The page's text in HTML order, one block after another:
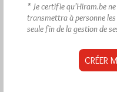
* Je certifie qu’Hiram.be
transmettra à personne les
seule fin de la gestion de
CRÉER